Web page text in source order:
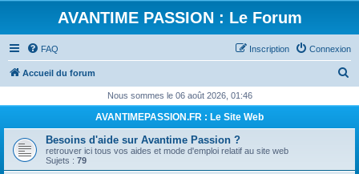
AVANTIME PASSION : Le Forum
FAQ Connexion
Inscription
Accueil du forum
h
r
Nous sommes le 06 août 2026, 01:46
AVANTIMEPASSION.FR : Le Site Web
Besoins d'aide sur Avantime Passion ?
retrouver ici tous vos aides et mode d'emploi relatif au site web
Sujets : 79